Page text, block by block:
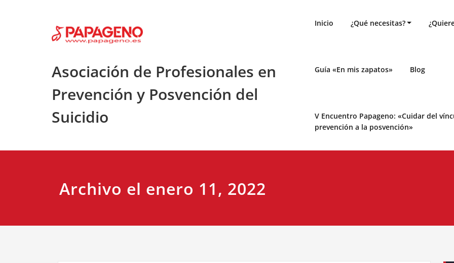
Asociación de Profesionales en
Prevención y Posvención del
Suicidio
Inicio ¿Qué necesitas?
Guía «En mis zapatos» Blog
V Encuentro Papageno: «Cuidar del
prevención a la posvención»
Archivo el enero 11, 2022